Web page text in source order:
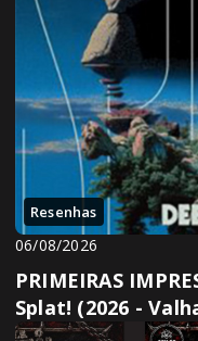
Resenhas
06/08/2026
PRIMEIRAS
Splat! (2026 -